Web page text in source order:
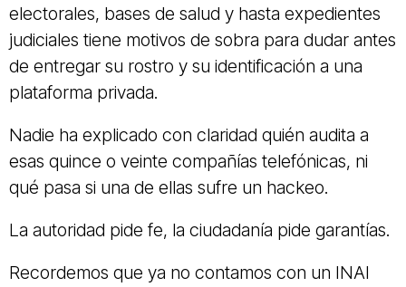
electorales, bases de salud y hasta expedientes
judiciales tiene motivos de sobra para dudar antes
de entregar su rostro y su identificación a una
plataforma privada.
Nadie ha explicado con claridad quién audita a
esas quince o veinte compañías telefónicas, ni
qué pasa si una de ellas sufre un hackeo.
La autoridad pide fe, la ciudadanía pide garantías.
Recordemos que ya no contamos con un INAI